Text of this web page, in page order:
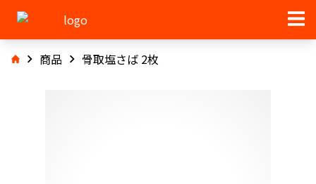
商品 骨取塩さば 2枚